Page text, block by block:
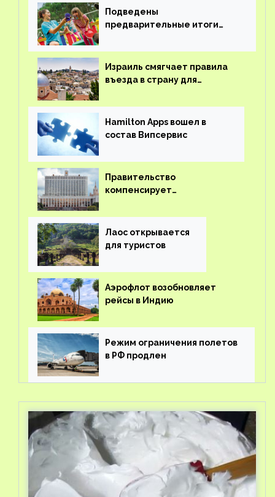
Подведены
предварительные итоги
Израиль смягчает правила
въезда в страну для
Hamilton Apps вошел в
состав Випсервис
Правительство
компенсирует
вывоз россиян из-за рубежа
Лаос открывается
для туристов
Аэрофлот возобновляет
рейсы в Индию
Режим ограничения полетов
в РФ продлен